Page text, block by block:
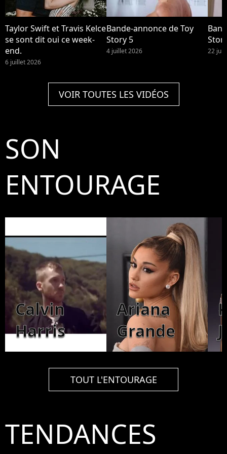
Taylor Swift et Travis Kelce
se sont dit oui ce week-
end.
6 juillet 2026
Bande-annonce de Toy
Story 5
4 juillet 2026 22
VOIR TOUTES LES VIDÉOS
SON
ENTOURAGE
Calvin
Harris
Ariana
Grande
TOUT L'ENTOURAGE
TENDANCES